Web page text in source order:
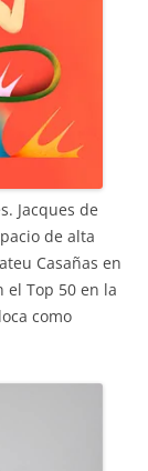
Jacques de
de alta
Casañas en
el Top 50 en la
como